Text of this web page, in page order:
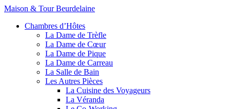
Maison & Tour Beurdelaine
Chambres d’Hôtes
La Dame de Trèfle
La Dame de Cœur
La Dame de Pique
La Dame de Carreau
La Salle de Bain
Les Autres Pièces
La Cuisine des Voyageurs
La Véranda